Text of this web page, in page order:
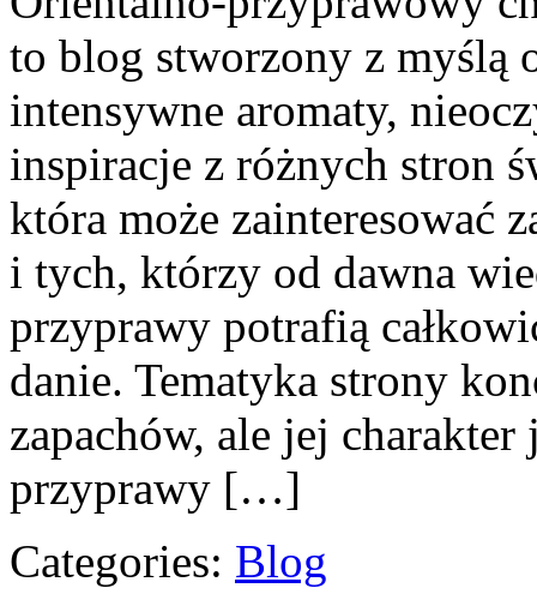
to blog stworzony z myślą
intensywne aromaty,
inspiracje z różnych stron
która może zainteresować
i tych, którzy od dawna
przyprawy potrafią
danie. Tematyka strony
zapachów, ale jej charakter
przyprawy […]
Categories: Blog